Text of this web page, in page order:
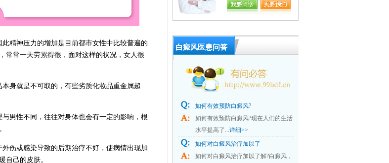
精神压力的增加是目前都市女性中比较普遍的
常常一天劳累得很，面对这样的状况，女人很
身就是不可取的，有些劣质化妆品重金属超
男性不同，往往对身体也会有一定的影响，根
伤或感染导致的后期治疗不好，使病情出现加
自己的皮肤。
白癜风医患问答
如何有效预防白癜风?
如何有效预防白癜风?现在人们的生活
水平提高了...详细>>
如何对白癜风治疗加以了
如何对白癜风治疗加以了解?白癜风，